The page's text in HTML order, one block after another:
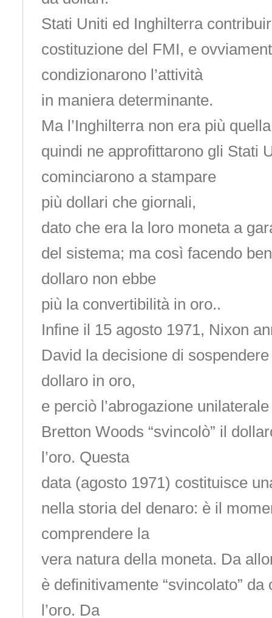
Stati Uniti ed Inghilterra
costituzione del FMI, e
condizionarono l’attività
in maniera determinante.
Ma l’Inghilterra non era più
quindi ne approfittarono gli Stati
cominciarono a stampare
più dollari che giornali,
dato che era la loro moneta a
del sistema; ma così facendo
dollaro non ebbe
più la convertibilità in oro..
Infine il 15 agosto 1971, Nixon
David la decisione di
dollaro in oro,
e perciò l’abrogazione
Bretton Woods “svincolò” il
l’oro. Questa
data (agosto 1971) costituisce
nella storia del denaro: è il
comprendere la
vera natura della moneta. Da
è definitivamente “svincolato”
l’oro. Da